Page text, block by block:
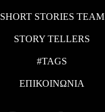
SHORT STORIES TEAM
STORY TELLERS
#TAGS
ΕΠΙΚΟΙΝΩΝΙΑ